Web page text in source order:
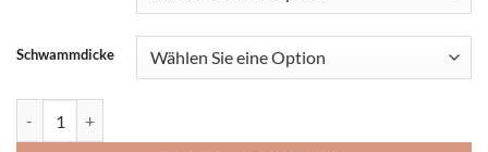
Schwammdicke